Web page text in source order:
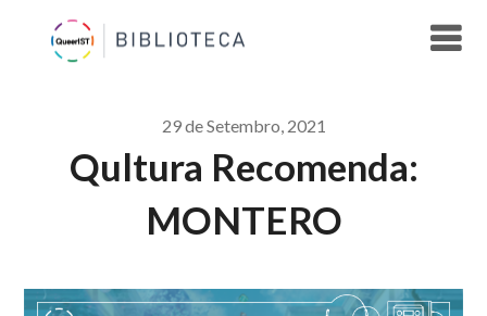
29 de Setembro, 2021
Qultura Recomenda:
MONTERO